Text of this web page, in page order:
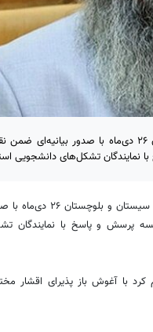
جمعی از تشکل‌های دانشجویی استان سیستان و بلوچستان ۲۶ دی‌ماه با
نمایندگان تشکل‌های دانشجویی
، جمعی از تشکل‌های دانشجویی
پرسش و پاسخ با نمایندگان
با آغوش باز پذیرای اقشار